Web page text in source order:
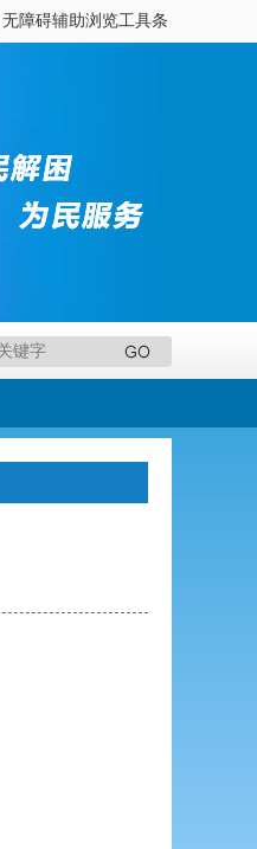
无障碍辅助浏览工具条